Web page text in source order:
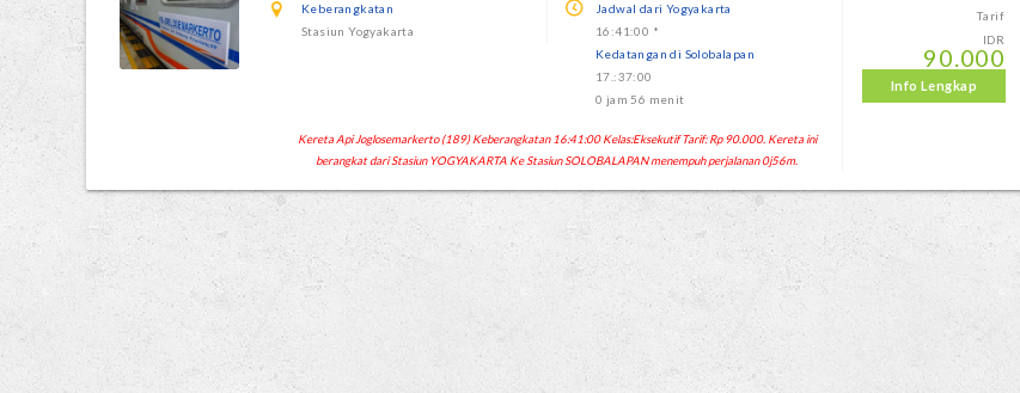
Keberangkatan
Stasiun Yogyakarta
Jadwal dari Yogyakarta
16:41:00 *
Kedatangan di Solobalapan
17.:37:00
0 jam 56 menit
Tarif
IDR
90.000
Info Lengkap
Kereta Api Joglosemarkerto (189) Keberangkatan 16:41:00 Kelas:Eksekutif Tarif: Rp 90.000. Kereta ini
berangkat dari Stasiun YOGYAKARTA Ke Stasiun SOLOBALAPAN menempuh perjalanan 0j56m.